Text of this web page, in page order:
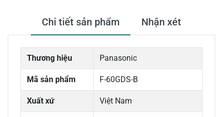
Chi tiết sản phẩm Nhận xét
Thương hiệu Panasonic
Mã sản phẩm F-60GDS-B
Xuất xứ Việt Nam